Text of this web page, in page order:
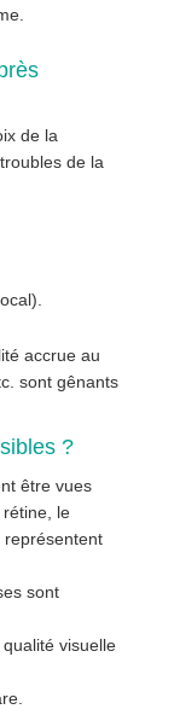
de la
de la
accrue au
sont gênants
?
être vues
le
représentent
sont
visuelle